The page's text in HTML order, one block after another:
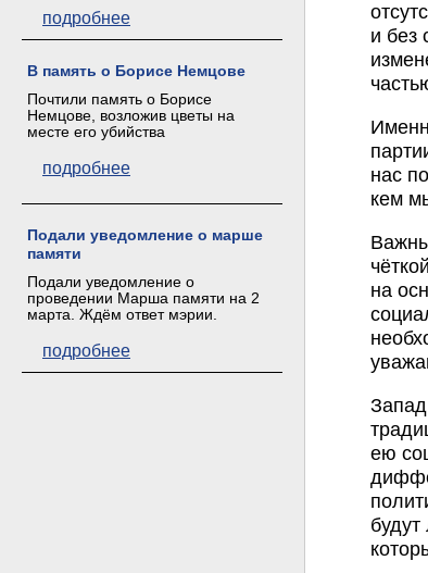
и без
нас
кем
на
ею
подробнее
В память о Борисе Немцове
Почтили память о Борисе
Немцове, возложив цветы на
месте его убийства
подробнее
Подали уведомление о марше
памяти
Подали уведомление о
проведении Марша памяти на 2
марта. Ждём ответ мэрии.
подробнее